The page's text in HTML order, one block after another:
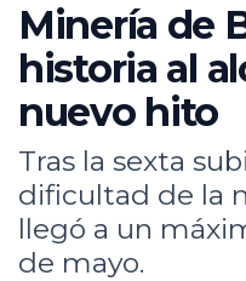
Minería de
historia al
nuevo hito
Tras la sexta
dificultad de la
llegó a un
de mayo.